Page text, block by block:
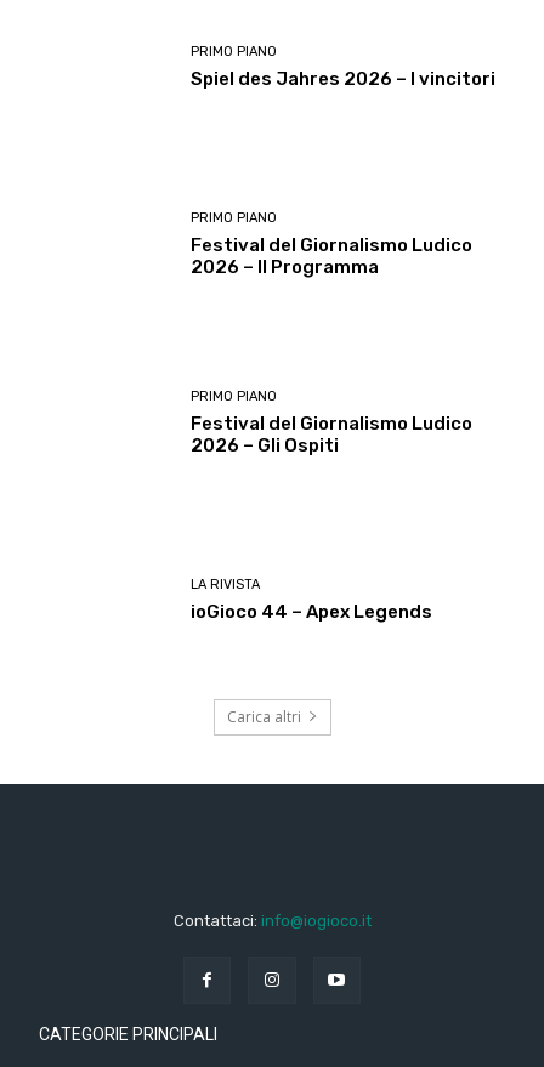
PRIMO PIANO
Spiel des Jahres 2026 – I vincitori
PRIMO PIANO
Festival del Giornalismo Ludico
2026 – Il Programma
PRIMO PIANO
Festival del Giornalismo Ludico
2026 – Gli Ospiti
LA RIVISTA
ioGioco 44 – Apex Legends
Carica altri
Contattaci: info@iogioco.it
CATEGORIE PRINCIPALI